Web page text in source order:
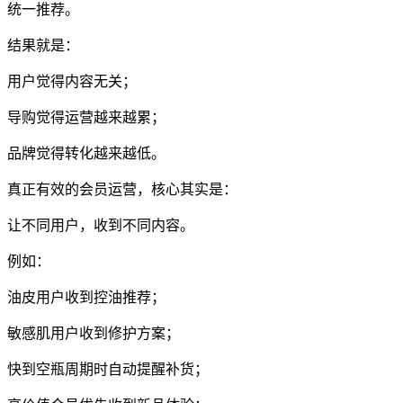
统一推荐。
结果就是：
用户觉得内容无关；
导购觉得运营越来越累；
品牌觉得转化越来越低。
真正有效的会员运营，核心其实是：
让不同用户，收到不同内容。
例如：
油皮用户收到控油推荐；
敏感肌用户收到修护方案；
快到空瓶周期时自动提醒补货；